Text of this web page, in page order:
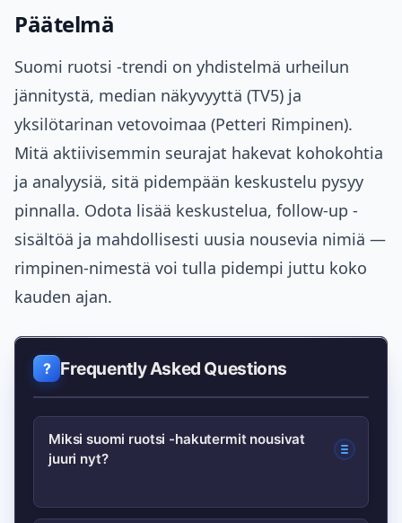
Päätelmä
Suomi ruotsi -trendi on yhdistelmä urheilun
jännitystä, median näkyvyyttä (TV5) ja
yksilötarinan vetovoimaa (Petteri Rimpinen).
Mitä aktiivisemmin seurajat hakevat kohokohtia
ja analyysiä, sitä pidempään keskustelu pysyy
pinnalla. Odota lisää keskustelua, follow-up -
sisältöä ja mahdollisesti uusia nousevia nimiä —
rimpinen-nimestä voi tulla pidempi juttu koko
kauden ajan.
Frequently Asked Questions
Miksi suomi ruotsi -hakutermit nousivat
juuri nyt?